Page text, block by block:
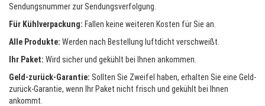
Sendungsnummer zur Sendungsverfolgung.
Für Kühlverpackung: Fallen keine weiteren Kosten für Sie an.
Alle Produkte: Werden nach Bestellung luftdicht verschweißt.
Ihr Paket: Wird sicher und gekühlt bei Ihnen ankommen.
Geld-zurück-Garantie: Sollten Sie Zweifel haben, erhalten Sie eine Geld-
zurück-Garantie, wenn Ihr Paket nicht frisch und gekühlt bei Ihnen
ankommt.